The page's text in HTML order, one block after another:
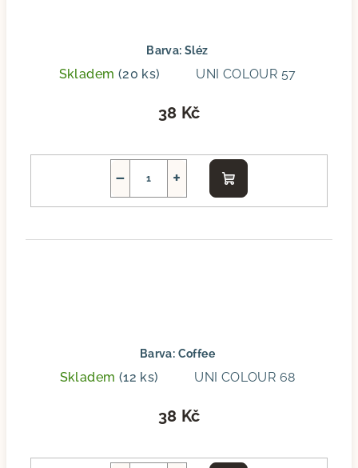
Barva: Sléz
Skladem (20 ks) UNI COLOUR 57
38 Kč
+
−
Do
košíku
Barva: Coffee
Skladem (12 ks) UNI COLOUR 68
38 Kč